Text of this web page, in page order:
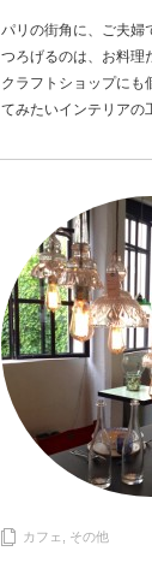
パリの街角に、ご夫婦
つろげるのは、お料理
クラフトショップにも
てみたいインテリア
カフェ その他